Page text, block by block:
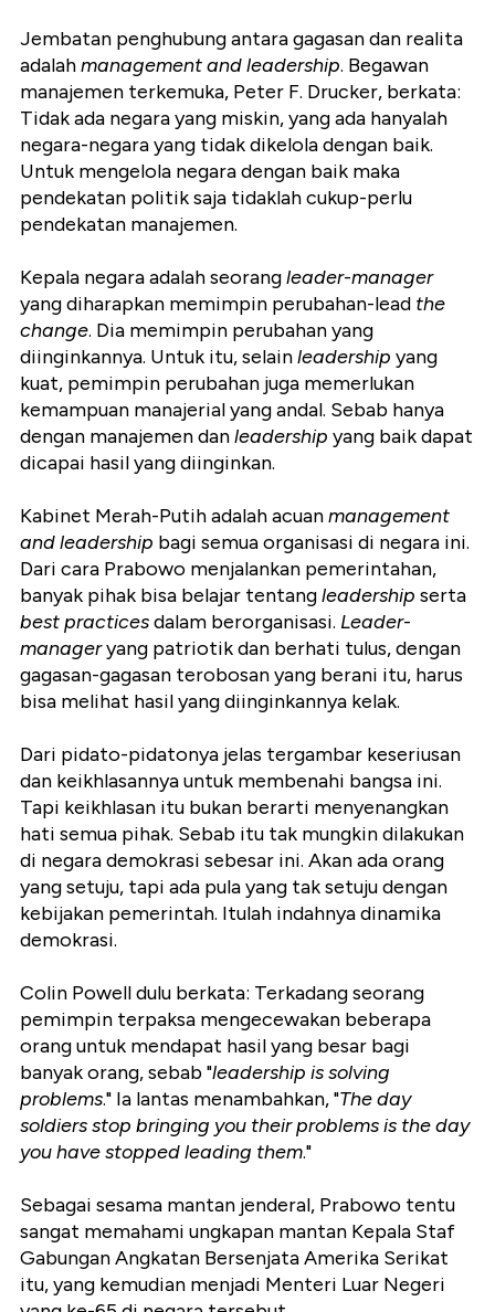
Jembatan penghubung antara gagasan dan realita
adalahmanagement and leadership. Begawan
manajemen terkemuka, Peter F. Drucker, berkata:
Tidak ada negara yang miskin, yang ada hanyalah
negara-negara yang tidak dikelola dengan baik.
Untuk mengelola negara dengan baik maka
pendekatan politik saja tidaklah cukup-perlu
pendekatan manajemen.
Kepala negara adalah seorangleader-manager
yang diharapkan memimpin perubahan-lead the
change. Dia memimpin perubahan yang
diinginkannya. Untuk itu, selainleadership yang
kuat, pemimpin perubahan juga memerlukan
kemampuan manajerial yang andal. Sebab hanya
dengan manajemen danleadership yang baik dapat
dicapai hasil yang diinginkan.
Kabinet Merah-Putih adalah acuanmanagement
and leadership bagi semua organisasi di negara ini.
Dari cara Prabowo menjalankan pemerintahan,
banyak pihak bisa belajar tentangleadership serta
best practicesdalam berorganisasi. Leader-
manageryang patriotik dan berhati tulus, dengan
gagasan-gagasan terobosan yang berani itu, harus
bisa melihat hasil yang diinginkannya kelak.
Dari pidato-pidatonya jelas tergambar keseriusan
dan keikhlasannya untuk membenahi bangsa ini.
Tapi keikhlasan itu bukan berarti menyenangkan
hati semua pihak. Sebab itu tak mungkin dilakukan
di negara demokrasi sebesar ini. Akan ada orang
yang setuju, tapi ada pula yang tak setuju dengan
kebijakan pemerintah. Itulah indahnya dinamika
demokrasi.
Colin Powell dulu berkata: Terkadang seorang
pemimpin terpaksa mengecewakan beberapa
orang untuk mendapat hasil yang besar bagi
banyak orang, sebab "leadership is solving
problems." Ia lantas menambahkan, "The day
soldiers stop bringing you their problems is the day
you have stopped leading them."
Sebagai sesama mantan jenderal, Prabowo tentu
sangat memahami ungkapan mantan Kepala Staf
Gabungan Angkatan Bersenjata Amerika Serikat
itu, yang kemudian menjadi Menteri Luar Negeri